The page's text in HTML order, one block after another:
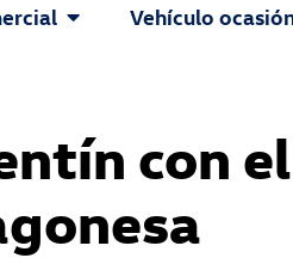
Vehículo
con